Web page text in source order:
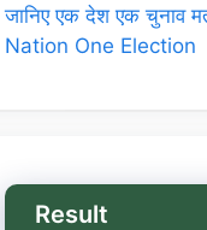
जानिए एक देश एक चुनाव
Nation One Election
Result